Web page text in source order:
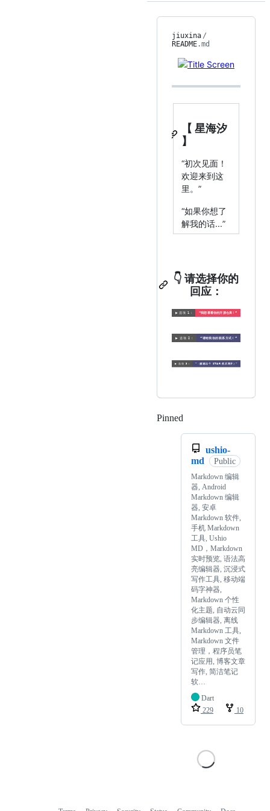
jiuxina /
README.md
【 星海汐
】
“初次见面！
欢迎来到这
里。”
“如果你想了
解我的话...”
👇 请选择你的
回应：
Pinned
ushio-
md
Public
Markdown 编辑
器, Android
Markdown 编辑
器, 安卓
Markdown 软件,
手机 Markdown
工具, Ushio
MD，Markdown
实时预览, 语法高
亮编辑器, 沉浸式
写作工具, 移动端
码字神器,
Markdown 个性
化主题, 自动云同
步编辑器, 离线
Markdown 工具,
Markdown 文件
管理，程序员笔
记应用, 博客文章
写作, 简洁笔记
软…
Dart
229
10